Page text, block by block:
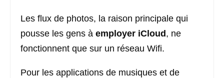
Les flux de photos, la raison principale qui
pousse les gens à employer iCloud , ne
fonctionnent que sur un réseau Wifi.
Pour les applications de musiques et de